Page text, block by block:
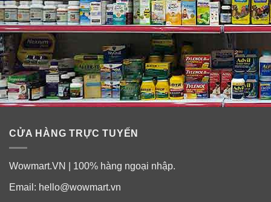
CỬA HÀNG TRỰC TUYẾN
Wowmart.VN | 100% hàng ngoại nhập.
Email: hello@wowmart.vn